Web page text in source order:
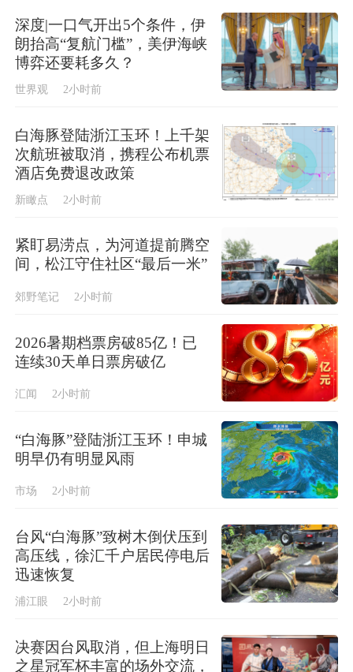
深度|一口气开出5个条件，伊
朗抬高“复航门槛”，美伊海峡
博弈还要耗多久？
世界观 2小时前
白海豚登陆浙江玉环！上千架
次航班被取消，携程公布机票
酒店免费退改政策
新瞰点 2小时前
紧盯易涝点，为河道提前腾空
间，松江守住社区“最后一米”
郊野笔记 2小时前
2026暑期档票房破85亿！已
连续30天单日票房破亿
汇闻 2小时前
“白海豚”登陆浙江玉环！申城
明早仍有明显风雨
市场 2小时前
台风“白海豚”致树木倒伏压到
高压线，徐汇千户居民停电后
迅速恢复
浦江眼 2小时前
决赛因台风取消，但上海明日
之星冠军杯丰富的场外交流，